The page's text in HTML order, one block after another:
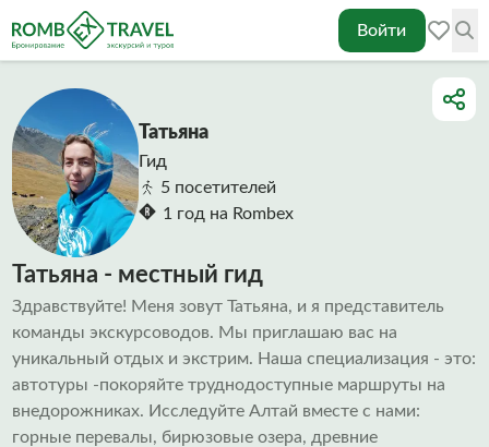
Войти
Татьяна
Гид
5 посетителей
1 год на Rombex
Татьяна - местный гид
Здравствуйте! Меня зовут Татьяна, и я представитель
команды экскурсоводов. Мы приглашаю вас на
уникальный отдых и экстрим. Наша специализация - это:
автотуры -покоряйте труднодоступные маршруты на
внедорожниках. Исследуйте Алтай вместе с нами:
горные перевалы, бирюзовые озера, древние